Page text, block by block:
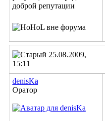
25.08.2009,
15:11
denisKa
Оратор